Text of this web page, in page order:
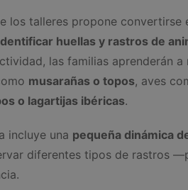
los talleres propone convertirse
huellas y rastros de
las familias aprenderán
musarañas o topos, aves
o lagartijas ibéricas.
incluye una pequeña dinámica
diferentes tipos de rastros